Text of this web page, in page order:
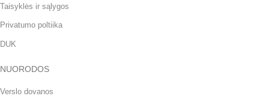
Taisyklės ir sąlygos
Privatumo poltiika
DUK
NUORODOS
Verslo dovanos